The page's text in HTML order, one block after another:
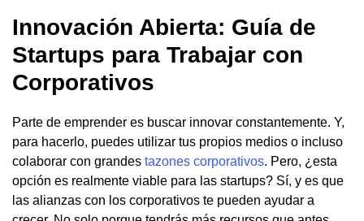
Innovación Abierta: Guía de
Startups para Trabajar con
Corporativos
Parte de emprender es buscar innovar constantemente. Y,
para hacerlo, puedes utilizar tus propios medios o incluso
colaborar con grandes tazones corporativos. Pero, ¿esta
opción es realmente viable para las startups? Sí, y es que
las alianzas con los corporativos te pueden ayudar a